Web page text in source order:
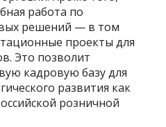
работа по
решений — в том
проекты для
Это позволит
кадровую базу для
развития как
розничной